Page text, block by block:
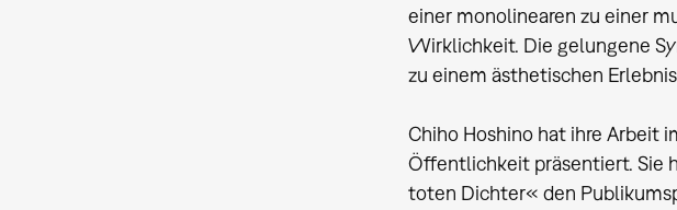
einer monolinearen zu einer
Wirklichkeit. Die gelungene
zu einem ästhetischen
Chiho Hoshino hat ihre Arbeit
Öffentlichkeit präsentiert. Sie
toten Dichter« den